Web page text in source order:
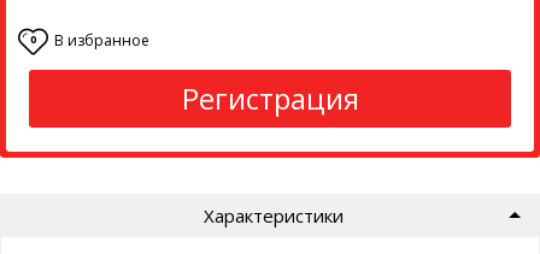
0 В избранное
Регистрация
Характеристики